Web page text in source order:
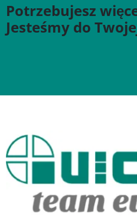
Potrzebujesz
Jesteśmy do